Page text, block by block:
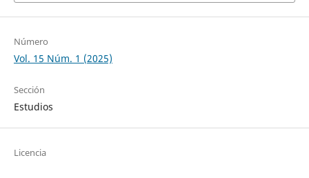
Número
Vol. 15 Núm. 1 (2025)
Sección
Estudios
Licencia